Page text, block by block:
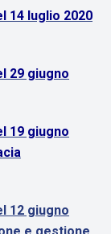
14 luglio 2020
29 giugno
19 giugno
12 giugno